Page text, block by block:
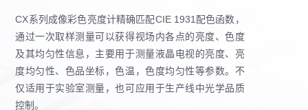
CX系列成像彩色亮度计精确匹配CIE 1931配色函数，
通过一次取样测量可以获得视场内各点的亮度、色度
及其均匀性信息，主要用于测量液晶电视的亮度、亮
度均匀性、色品坐标，色温，色度均匀性等参数。不
仅适用于实验室测量，也可应用于生产线中光学品质
控制。